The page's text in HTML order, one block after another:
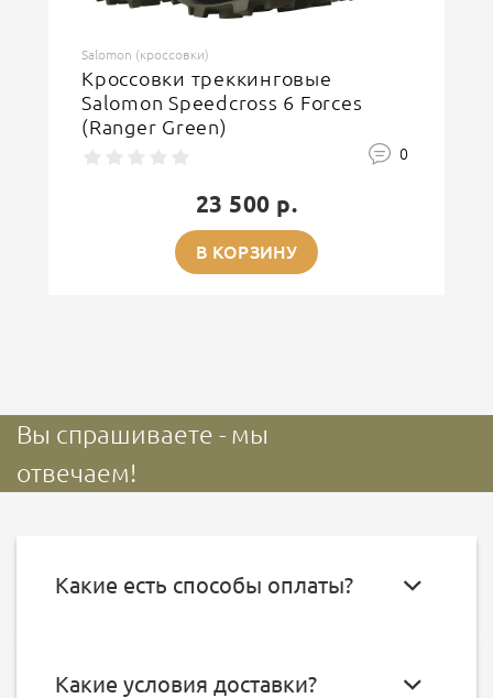
Salomon (кроссовки)
Кроссовки треккинговые
Salomon Speedcross 6 Forces
(Ranger Green)
0
23 500 р.
В КОРЗИНУ
Вы спрашиваете - мы
отвечаем!
Какие есть способы оплаты?
Какие условия доставки?